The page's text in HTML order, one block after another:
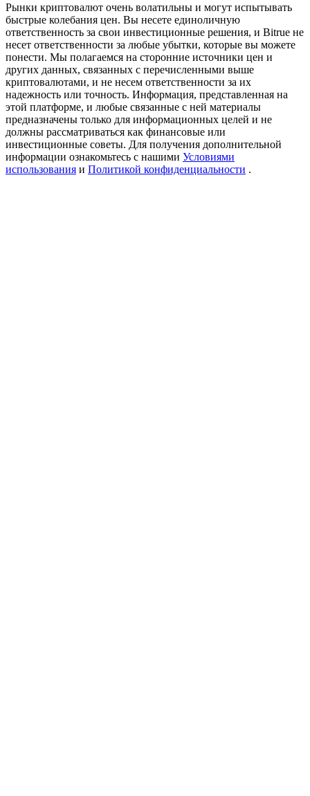
USDT New User Exclusive 10% APR
USDT Flexible Staking | Daily Rewards
BTC New User Exclusive: 6.5% APR
BTC Flexible Staking | Daily Rewards
Рынки криптовалют очень волатильны и могут испытывать
быстрые колебания цен. Вы несете единоличную
ответственность за свои инвестиционные решения, и Bitrue не
несет ответственности за любые убытки, которые вы можете
понести. Мы полагаемся на сторонние источники цен и
других данных, связанных с перечисленными выше
криптовалютами, и не несем ответственности за их
надежность или точность. Информация, представленная на
этой платформе, и любые связанные с ней материалы
предназначены только для информационных целей и не
должны рассматриваться как финансовые или
инвестиционные советы. Для получения дополнительной
информации ознакомьтесь с нашими Условиями
использования и Политикой конфиденциальности .